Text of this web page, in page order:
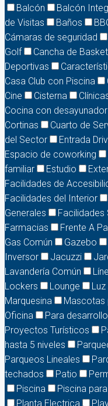
Balcón
Balcón
de Visitas
Baños
Cámaras de seguridad
Golf
Cancha de Basket
Deportivas
Casa Club con Piscina
Cine
Cisterna
Cocina con desayunador
Cortinas
Cuarto de
del Sector
Entrada
Espacio de coworking
familiar
Estudio
Facilidades de
Facilidades del Interior
Generales
Facilidades
Farmacias
Frente A
Gas Común
Gazebo
Inversor
Jacuzzi
Lavandería Común
Lockers
Lounge Luz
Marquesina
Mascotas
Oficina
Para
Proyectos Turísticos
hasta 5 niveles
Parqueos Lineales
techados
Patio
Piscina
Piscina
Planta Electrica